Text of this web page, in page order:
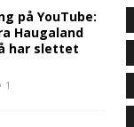
på YouTube:
Haugaland
har slettet
1